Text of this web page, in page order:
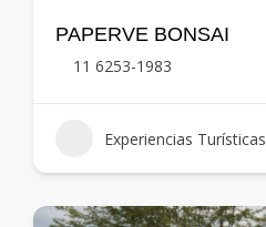
PAPERVE BONSAI
11 6253-1983
Experiencias Turísticas